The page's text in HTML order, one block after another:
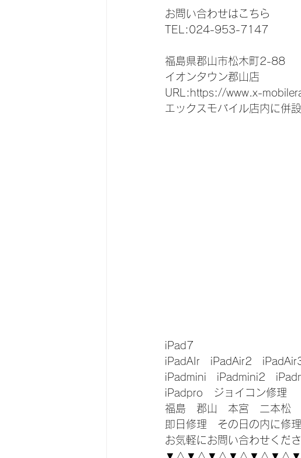
お問い合わせはこちら
TEL:024-953-7147
福島県郡山市松木町2-88
イオンタウン郡山店
URL:https://www.x-
エックスモバイル店内に併
iPad7
iPadAIr　iPadAir2　
iPadmini　iPadmini2　
iPadpro　ジョイコン修理
福島　郡山　本宮　二本松　
即日修理　その日の内に修
お気軽にお問い合わせくだ